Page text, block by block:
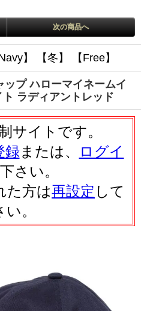
次の商品へ
Navy】 【冬】 【Free】
プ ハローマイネームイ
ラディアントレッド
サイトです。
録または、
ログイ
さい。
た方は再設定 して
。